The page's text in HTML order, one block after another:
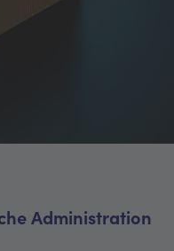
Administration